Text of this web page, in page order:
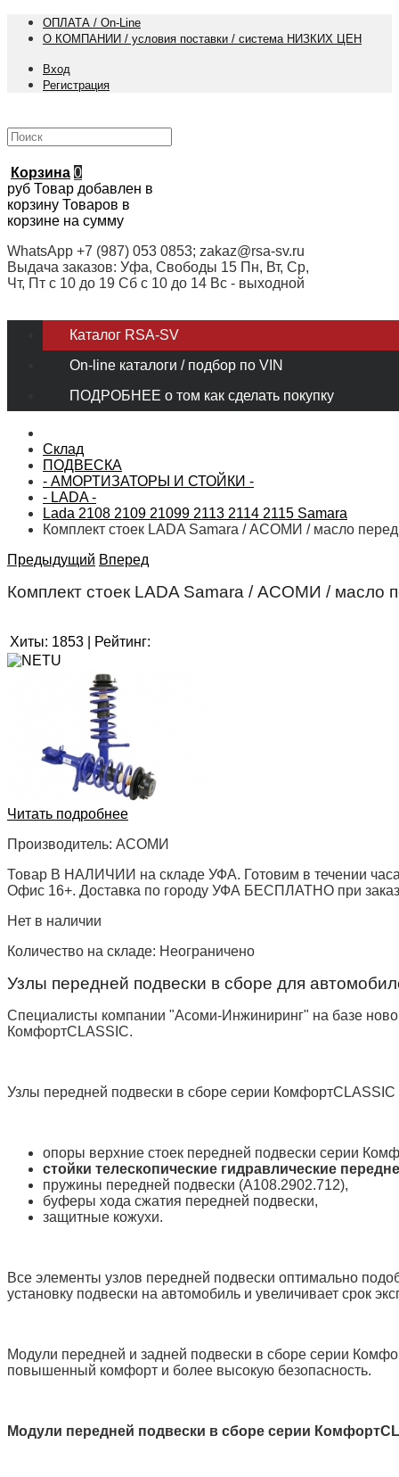
ОПЛАТА / On-Line
О КОМПАНИИ / условия поставки / система НИЗКИХ ЦЕН
Вход
Регистрация
Корзина 0
руб Товар добавлен в
корзину Товаров в
корзине на сумму
WhatsApp +7 (987) 053 0853; zakaz@rsa-sv.ru
Выдача заказов: Уфа, Свободы 15 Пн, Вт, Ср,
Чт, Пт с 10 до 19 Сб с 10 до 14 Вс - выходной
Каталог RSA-SV
On-line каталоги / подбор по VIN
ПОДРОБНЕЕ о том как сделать покупку
Склад
ПОДВЕСКА
- АМОРТИЗАТОРЫ И СТОЙКИ -
- LADA -
Lada 2108 2109 21099 2113 2114 2115 Samara
Комплект стоек LADA Samara / АСОМИ / масло
Предыдущий Вперед
Комплект стоек LADA Samara / АСОМИ / масло
Хиты: 1853 Рейтинг:
Читать подробнее
Производитель: АСОМИ
Товар В НАЛИЧИИ на складе УФА. Готовим в течении
Офис 16+. Доставка по городу УФА БЕСПЛАТНО при
Нет в наличии
Количество на складе: Неограничено
Узлы передней подвески в сборе для
Специалисты компании "Асоми-Инжиниринг" на базе
КомфортCLASSIC.
Узлы передней подвески в сборе серии
опоры верхние стоек передней подвески серии
стойки телескопические гидравлические
пружины передней подвески (А108.2902.712),
буферы хода сжатия передней подвески,
защитные кожухи.
Все элементы узлов передней подвески оптимально
установку подвески на автомобиль и увеличивает срок
Модули передней и задней подвески в сборе серии
повышенный комфорт и более высокую безопасность.
Модули передней подвески в сборе серии